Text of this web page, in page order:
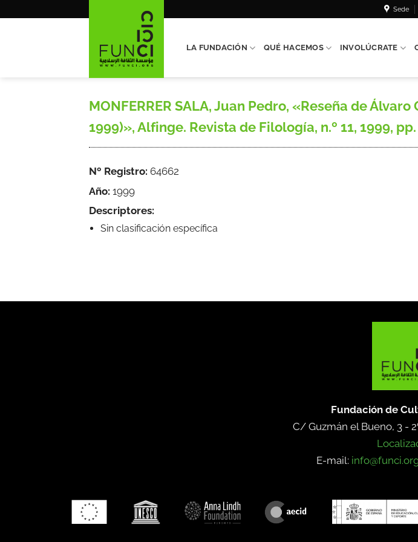
Sede
LA FUNDACIÓN QUÉ HACEMOS INVOLÚCRATE
MONFERRER SALA, Juan Pedro, «Reseña de
1999)», Alfinge. Revista de Filología, n.º 11, 1999,
Nº Registro: 64662
Año: 1999
Descriptores:
Sin clasificación específica
Fundación de
C/ Guzmán el Bueno, 3 -
E-mail: